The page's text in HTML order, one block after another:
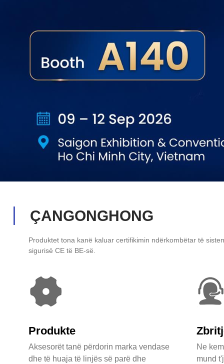
ÇANGONGHONG
Produktet tona kanë kaluar certifikimin ndërkombëtar të
sigurisë CE të BE-së.
Produkte
Aksesorët tanë përdorin marka vendase
dhe të huaja të linjës së parë dhe
Ne
mund